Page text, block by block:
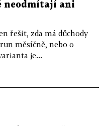
neodmítají ani
řešit, zda má důchody
měsíčně, nebo o
je...